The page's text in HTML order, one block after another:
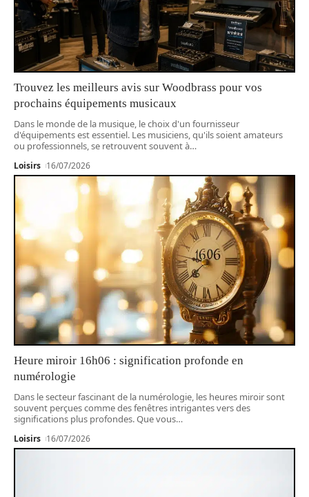
Trouvez les meilleurs avis sur Woodbrass pour vos
prochains équipements musicaux
Dans le monde de la musique, le choix d'un fournisseur
d'équipements est essentiel. Les musiciens, qu'ils soient amateurs
ou professionnels, se retrouvent souvent à…
Loisirs 16/07/2026
Heure miroir 16h06 : signification profonde en
numérologie
Dans le secteur fascinant de la numérologie, les heures miroir sont
souvent perçues comme des fenêtres intrigantes vers des
significations plus profondes. Que vous…
Loisirs 16/07/2026